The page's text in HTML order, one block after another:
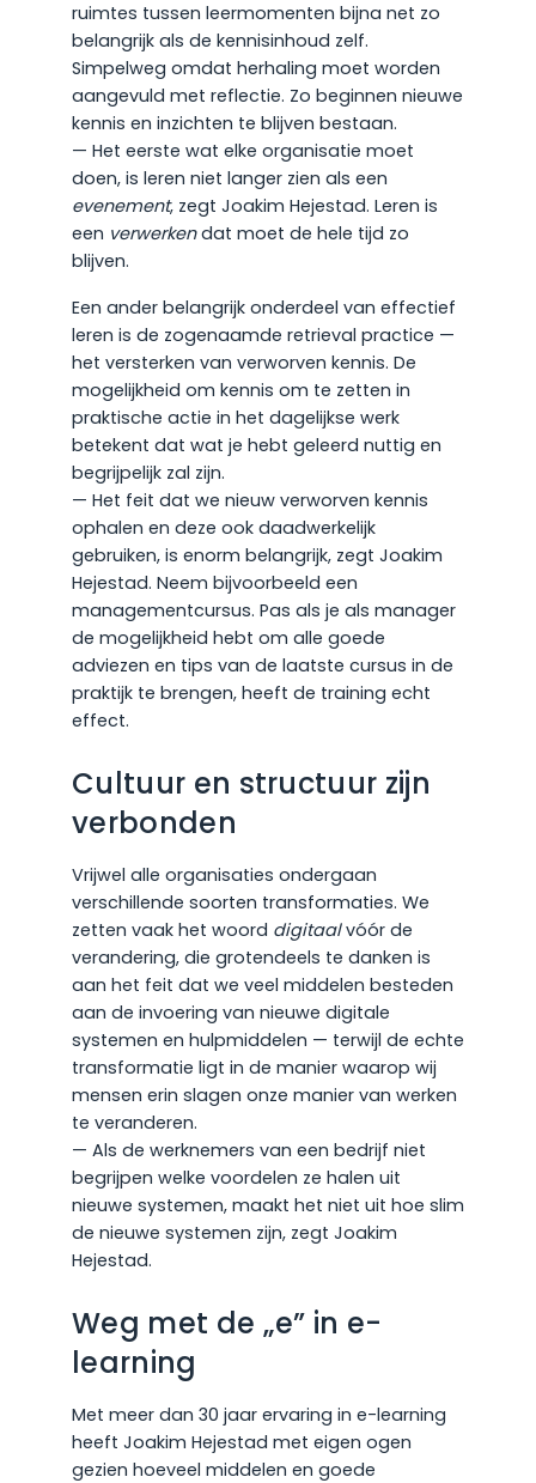
ruimtes tussen leermomenten bijna net zo
belangrijk als de kennisinhoud zelf.
Simpelweg omdat herhaling moet worden
aangevuld met reflectie. Zo beginnen nieuwe
kennis en inzichten te blijven bestaan.
— Het eerste wat elke organisatie moet
doen, is leren niet langer zien als een
evenement, zegt Joakim Hejestad. Leren is
een verwerkendat moet de hele tijd zo
blijven.
Een ander belangrijk onderdeel van effectief
leren is de zogenaamde retrieval practice —
het versterken van verworven kennis. De
mogelijkheid om kennis om te zetten in
praktische actie in het dagelijkse werk
betekent dat wat je hebt geleerd nuttig en
begrijpelijk zal zijn.
— Het feit dat we nieuw verworven kennis
ophalen en deze ook daadwerkelijk
gebruiken, is enorm belangrijk, zegt Joakim
Hejestad. Neem bijvoorbeeld een
managementcursus. Pas als je als manager
de mogelijkheid hebt om alle goede
adviezen en tips van de laatste cursus in de
praktijk te brengen, heeft de training echt
effect.
Cultuur en structuur zijn
verbonden
Vrijwel alle organisaties ondergaan
verschillende soorten transformaties. We
zetten vaak het woord digitaalvóór de
verandering, die grotendeels te danken is
aan het feit dat we veel middelen besteden
aan de invoering van nieuwe digitale
systemen en hulpmiddelen — terwijl de echte
transformatie ligt in de manier waarop wij
mensen erin slagen onze manier van werken
te veranderen.
— Als de werknemers van een bedrijf niet
begrijpen welke voordelen ze halen uit
nieuwe systemen, maakt het niet uit hoe slim
de nieuwe systemen zijn, zegt Joakim
Hejestad.
Weg met de „e” in e-
learning
Met meer dan 30 jaar ervaring in e-learning
heeft Joakim Hejestad met eigen ogen
gezien hoeveel middelen en goede